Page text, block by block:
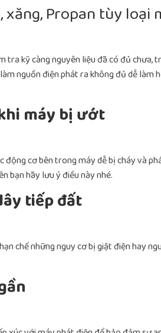
xăng, Propan tùy loại
tra kỹ càng nguyên liệu đã có đủ chưa,
nguồn điện phát ra không đủ dễ làm
máy bị ướt
cơ bên trong máy dễ bị cháy và
bạn hãy lưu ý điều này nhé.
tiếp đất
chế những nguy cơ bị giật điện hay